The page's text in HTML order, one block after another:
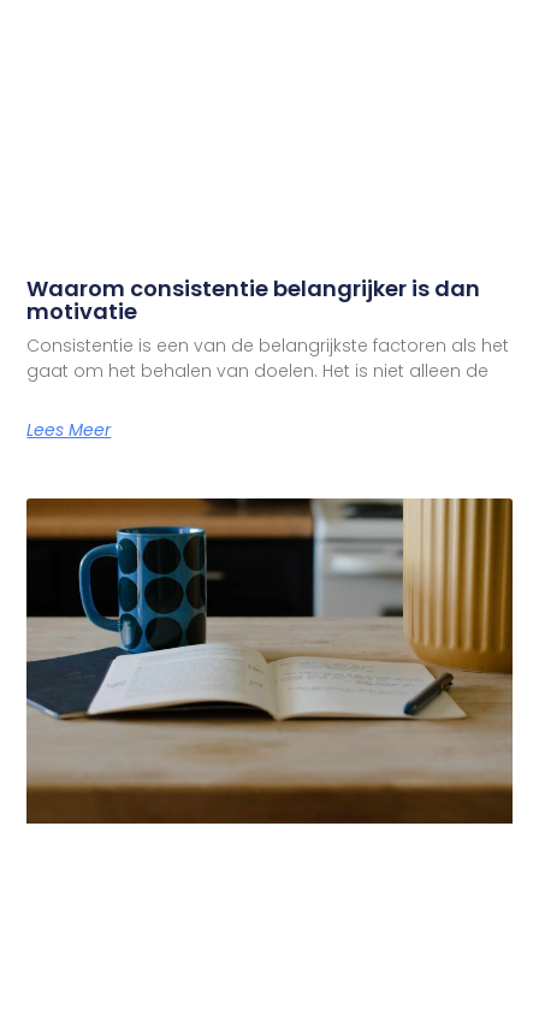
Waarom consistentie belangrijker is dan
motivatie
Consistentie is een van de belangrijkste factoren als het
gaat om het behalen van doelen. Het is niet alleen de
Lees Meer